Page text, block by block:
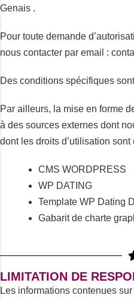
Genais .
Pour toute demande
nous contacter par email :
Des conditions spécifiques
Par ailleurs, la mise en forme
à des sources externes dont
dont les droits d’utilisation sont
CMS WORDPRESS
WP DATING
Template WP Dating
Gabarit de charte
LIMITATION DE
Les informations contenues